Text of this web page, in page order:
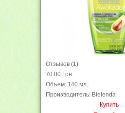
Отзывов (1)
70.00 Грн
Объем: 140 мл.
Производитель: Bielenda
Купить